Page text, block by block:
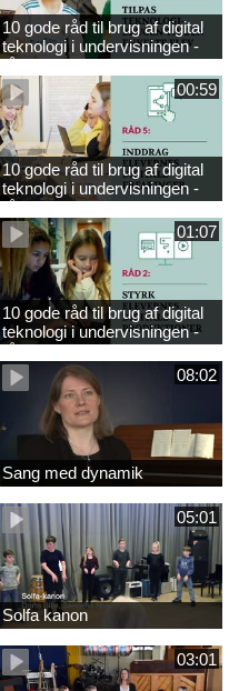
10 gode råd til brug af digital
teknologi i undervisningen -
råd 6
00:59
10 gode råd til brug af digital
teknologi i undervisningen -
råd 5
01:07
10 gode råd til brug af digital
teknologi i undervisningen -
råd 2
08:02
Sang med dynamik
05:01
Solfa kanon
03:01